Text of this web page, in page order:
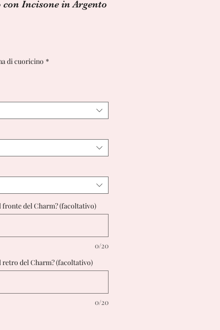
Incisone in Argento
di cuoricino *
fronte del Charm? (facoltativo)
0/20
retro del Charm? (facoltativo)
0/20